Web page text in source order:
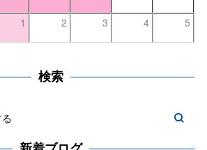
1 2 3 4 5
検索